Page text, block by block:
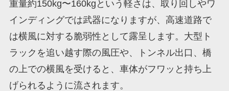
重量約150kg〜160kgという軽さは、取り回しやワ
インディングでは武器になりますが、高速道路で
は横風に対する脆弱性として露呈します。大型ト
ラックを追い越す際の風圧や、トンネル出口、橋
の上での横風を受けると、車体がフワッと持ち上
げられるように流されます。